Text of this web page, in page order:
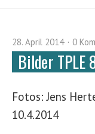
28. April 2014 0
Bilder TPLE
Fotos: Jens
10.4.2014